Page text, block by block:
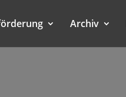
Archiv